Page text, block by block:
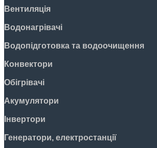
Вентиляція
Водонагрівачі
Водопідготовка та водоочищення
Конвектори
Обігрівачі
Акумулятори
Інвертори
Генератори, електростанції